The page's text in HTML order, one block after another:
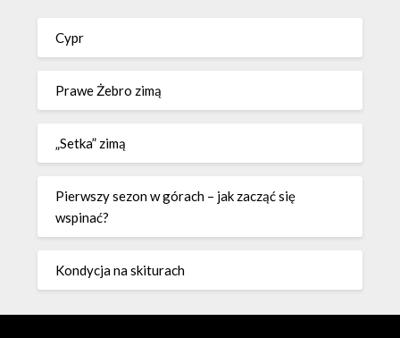
Cypr
Prawe Żebro zimą
„Setka” zimą
Pierwszy sezon w górach – jak zacząć się
wspinać?
Kondycja na skiturach